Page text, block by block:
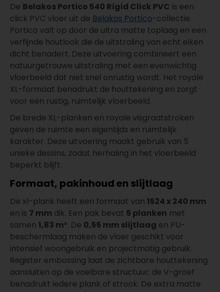
De Belakos Portico 540 Rigid Click PVC is een
click PVC vloer uit de Belakos Portico-collectie.
Portico valt op door de ultra matte toplaag en een
verfijnde houtlook die de uitstraling van echt eiken
dicht benadert. Deze uitvoering combineert een
natuurgetrouwe uitstraling met een evenwichtig
vloerbeeld dat niet snel onrustig wordt. Het royale
XL-formaat benadrukt de houttekening en zorgt
voor een rustig, ruimtelijk vloerbeeld.
De brede XL-planken en royale visgraatstroken
geven de ruimte een eigentijds en ruimtelijk
karakter. Deze uitvoering maakt gebruik van 5
unieke dessins, zodat herhaling in het vloerbeeld
beperkt blijft.
Formaat, pakinhoud en slijtlaag
De xl-plank heeft een formaat van 1524 x 240 mm
en is 7 mm dik. Een pak bevat 5 planken met
samen 1,83 m². De 0,55 mm slijtlaag en PU-
beschermlaag maken de vloer geschikt voor
intensief woongebruik en projectmatig gebruik.
Register embossing laat de zichtbare houttekening
aansluiten op de voelbare structuur; de V-groef
benadrukt iedere plank of strook. De extra matte